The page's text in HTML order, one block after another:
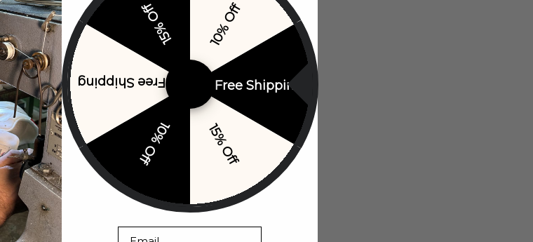
Bild im Vollbildmodus öffnen
10% Off
Free Shipping
15% Off
10% Off
Free Shipping
15% Off